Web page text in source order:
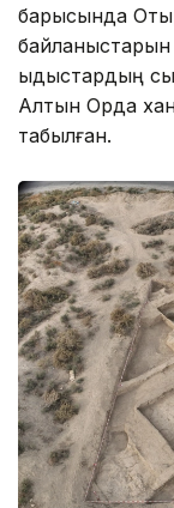
барысында
байланыстарын
ыдыстардың
Алтын Орда
табылған.